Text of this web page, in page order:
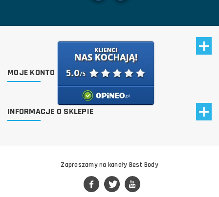
MOJE KONTO
INFORMACJE O SKLEPIE
Zapraszamy na kanały Best Body